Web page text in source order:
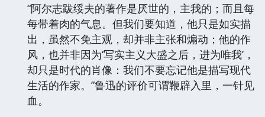
“阿尔志跋绥夫的著作是厌世的，主我的；而且每
每带着肉的气息。但我们要知道，他只是如实描
出，虽然不免主观，却并非主张和煽动；他的作
风，也并非因为‘写实主义大盛之后，进为唯我’，
却只是时代的肖像：我们不要忘记他是描写现代
生活的作家。”鲁迅的评价可谓鞭辟入里，一针见
血。